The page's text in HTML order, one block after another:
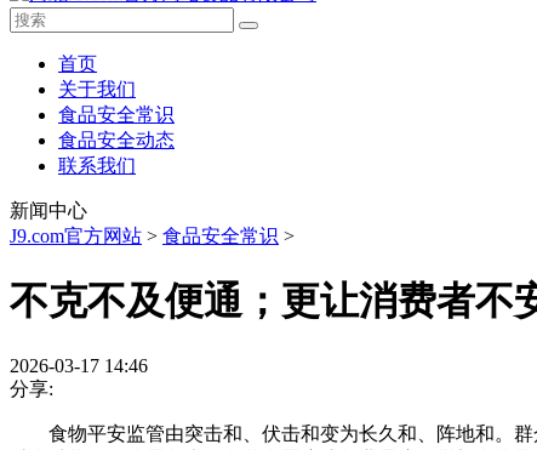
首页
关于我们
食品安全常识
食品安全动态
联系我们
新闻中心
J9.com官方网站 > 食品安全常识 >
不克不及便通；更让消费者不
2026-03-17 14:46
分享:
食物平安监管由突击和、伏击和变为长久和、阵地和。群